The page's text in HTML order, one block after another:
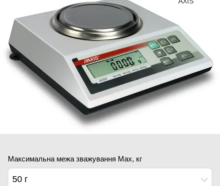
Максимальна межа зважування Мах, кг
50 г